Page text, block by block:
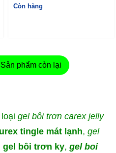
Còn hàng
phẩm còn lại
gel bôi trơn carex jelly
tingle mát lạnh, gel
gel bôi trơn ky, gel boi